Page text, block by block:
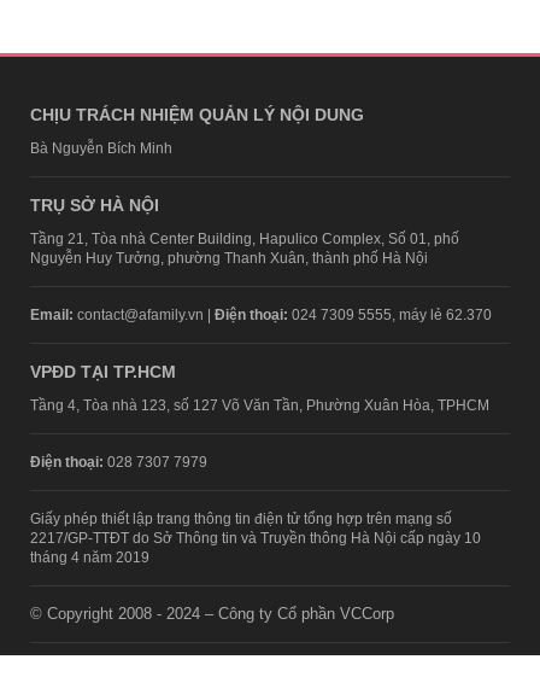
CHỊU TRÁCH NHIỆM QUẢN LÝ NỘI DUNG
Bà Nguyễn Bích Minh
TRỤ SỞ HÀ NỘI
Tầng 21, Tòa nhà Center Building, Hapulico Complex, Số 01, phố
Nguyễn Huy Tưởng, phường Thanh Xuân, thành phố Hà Nội
Email: contact@afamily.vn | Điện thoại: 024 7309 5555, máy lẻ 62.370
VPĐD TẠI TP.HCM
Tầng 4, Tòa nhà 123, số 127 Võ Văn Tần, Phường Xuân Hòa, TPHCM
Điện thoại: 028 7307 7979
Giấy phép thiết lập trang thông tin điện tử tổng hợp trên mạng số
2217/GP-TTĐT do Sở Thông tin và Truyền thông Hà Nội cấp ngày 10
tháng 4 năm 2019
© Copyright 2008 - 2024 – Công ty Cổ phần VCCorp